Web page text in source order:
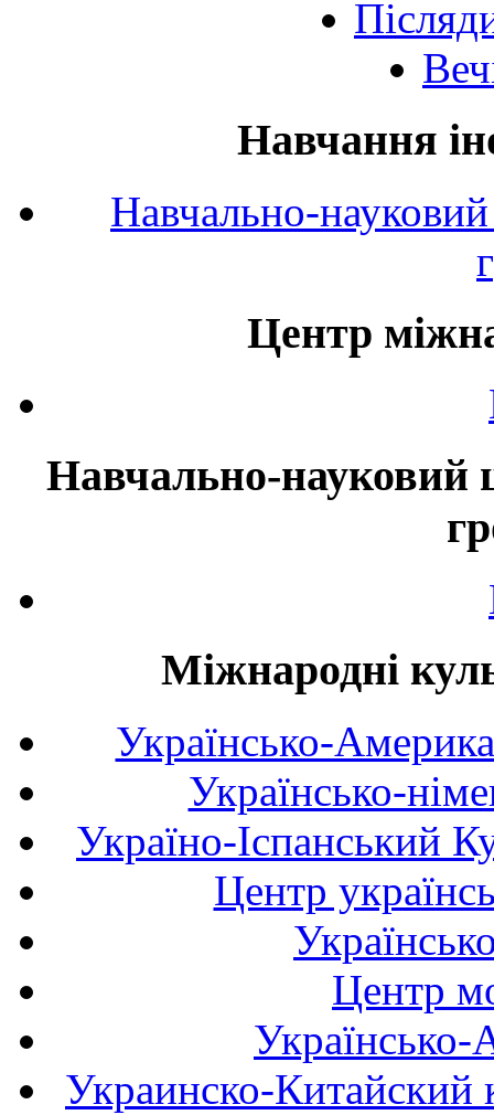
Навчання
Навчально-
Центр
Навчально-науковий
Міжнародні
Українсько-
Українсько-
Україно-Іспанський
Центр
Центр
Українсько-
Украинско-Китайский